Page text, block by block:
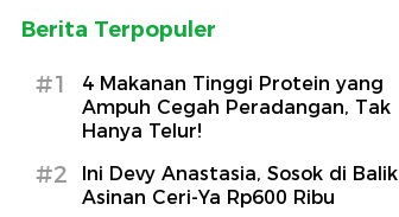
Berita Terpopuler
#1
4 Makanan Tinggi Protein yang
Ampuh Cegah Peradangan, Tak
Hanya Telur!
#2
Ini Devy Anastasia, Sosok di Balik
Asinan Ceri-Ya Rp600 Ribu